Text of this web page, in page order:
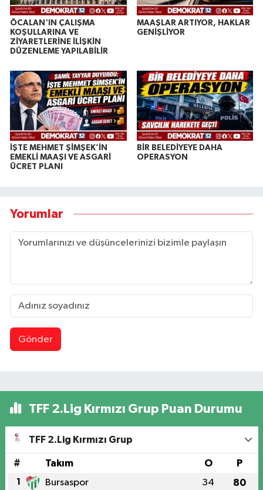
ÖCALAN'IN ÇALIŞMA
KOŞULLARINA VE
ZİYARETLERİNE İLİŞKİN
DÜZENLEME YAPILABİLİR
MAAŞLAR ARTIYOR, HAKLAR
GENİŞLİYOR
İŞTE MEHMET ŞİMŞEK’İN
EMEKLİ MAAŞI VE ASGARİ
ÜCRET PLANI
BİR BELEDİYEYE DAHA
OPERASYON
Yorumlar
Gönder
TFF 2.Lig Kırmızı Grup Puan Durumu
TFF 2.Lig Kırmızı Grup
# Takım O P
1 Bursaspor 34 80